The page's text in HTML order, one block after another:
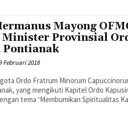
Mayong
Provinsial
Pontianak
Februari 2018
Ordo Fratrum Minorum
yang mengikuti Kapitel Ordo
tema ‘Membumikan Spiritualitas